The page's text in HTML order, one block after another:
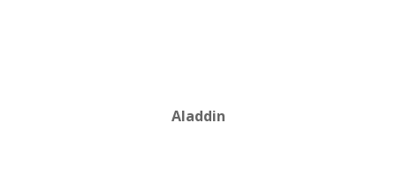
Aladdin